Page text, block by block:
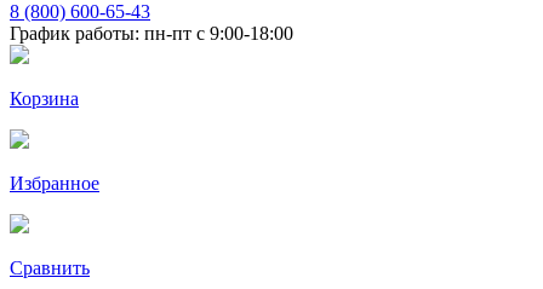
8 (800) 600-65-43
График работы: пн-пт с 9:00-18:00
Корзина
Избранное
Сравнить